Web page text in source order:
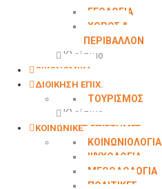
ΓΕΩΛΟΓΙΑ
ΧΩΡΟΣ &
ΠΕΡΙΒΑΛΛΟΝ
Κλείσιμο
ΟΙΚΟΝΟΜΙΚΑ
ΔΙΟΙΚΗΣΗ ΕΠΙΧ.
ΤΟΥΡΙΣΜΟΣ
Κλείσιμο
ΚΟΙΝΩΝΙΚΕΣ ΕΠΙΣΤΗΜΕΣ
ΚΟΙΝΩΝΙΟΛΟΓΙΑ
ΨΥΧΟΛΟΓΙΑ
ΜΕΘΟΔΟΛΟΓΙΑ
ΠΟΛΙΤΙΚΕΣ